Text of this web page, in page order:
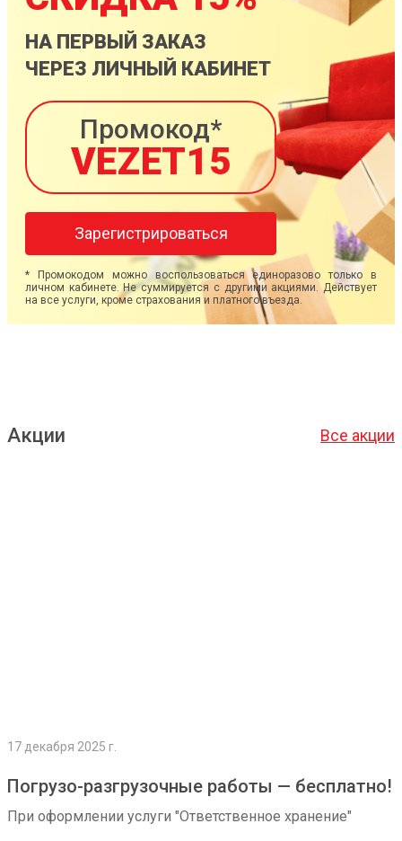
НА ПЕРВЫЙ ЗАКАЗ
ЧЕРЕЗ ЛИЧНЫЙ КАБИНЕТ
Промокод*
VEZET15
Зарегистрироваться
* Промокодом можно воспользоваться единоразово только в
личном кабинете. Не суммируется с другими акциями. Действует
на все услуги, кроме страхования и платного въезда.
Акции Все акции
17 декабря 2025 г.
Погрузо-разгрузочные работы — бесплатно!
При оформлении услуги "Ответственное хранение"